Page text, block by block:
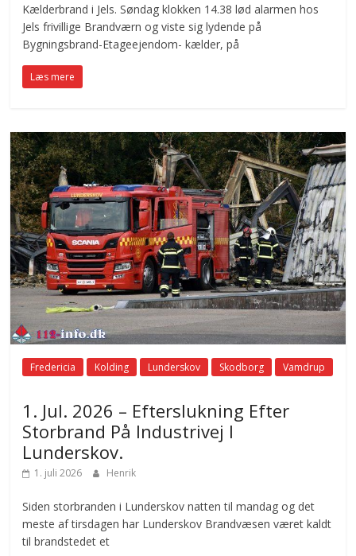
Kælderbrand i Jels. Søndag klokken 14.38 lød alarmen hos
Jels frivillige Brandværn og viste sig lydende på
Bygningsbrand-Etageejendom- kælder, på
Læs mere
Fredericia Kolding Lunderskov Skodborg Vamdrup
1. Jul. 2026 – Efterslukning Efter
Storbrand På Industrivej I
Lunderskov.
1. juli 2026 Henrik
Siden storbranden i Lunderskov natten til mandag og det
meste af tirsdagen har Lunderskov Brandvæsen været kaldt
til brandstedet et